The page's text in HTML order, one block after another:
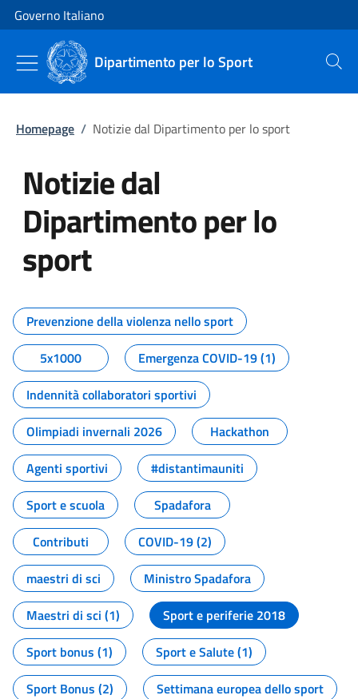
Vai al contenuto
Vai alla navigazione del sito
Governo Italiano
Dipartimento per lo Sport Cerca
Homepage / Notizie dal Dipartimento per lo sport
Notizie dal
Dipartimento per lo
sport
Tutti i contenuti della pagina
Prevenzione della violenza nello sport
5x1000
Emergenza COVID-19 (1)
Indennità collaboratori sportivi
Olimpiadi invernali 2026
Hackathon
Agenti sportivi
#distantimauniti
Sport e scuola
Spadafora
Contributi
COVID-19 (2)
maestri di sci
Ministro Spadafora
Maestri di sci (1)
Sport e periferie 2018
Sport bonus (1)
Sport e Salute (1)
Sport Bonus (2)
Settimana europea dello sport